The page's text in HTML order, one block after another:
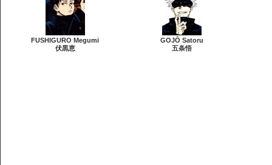
FUSHIGURO Megumi
伏黒恵
GOJŌ Satoru
五条悟